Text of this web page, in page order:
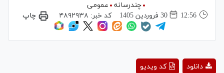
چندرسانه
عمومی
12:56
30 فروردين 1405 کد خبر: ۴۸۹۲۹۳۸ چاپ
کد ویدیو دانلود